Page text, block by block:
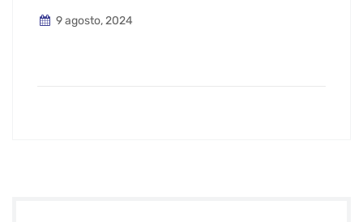
9 agosto, 2024